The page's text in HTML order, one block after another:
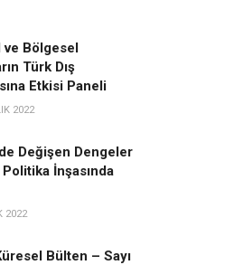
ve Bölgesel
Türk Dış
Etkisi Paneli
2022
Değişen Dengeler
İnşasında
2022
Bülten – Sayı